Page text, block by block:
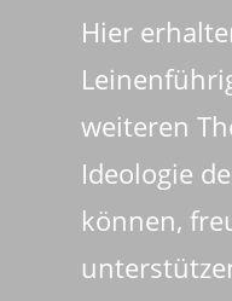
Hier
weiteren
Ideologie
können,